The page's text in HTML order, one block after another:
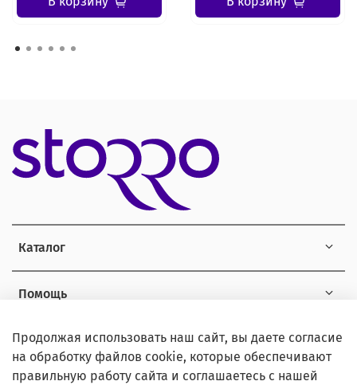
Каталог
Помощь
Информация
Продолжая использовать наш сайт, вы даете согласие
на обработку файлов cookie, которые обеспечивают
правильную работу сайта и соглашаетесь с нашей